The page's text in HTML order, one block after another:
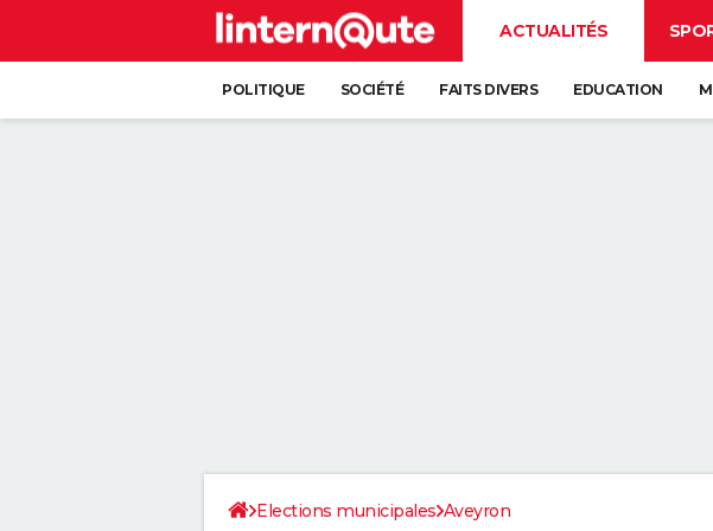
ACTUALITÉS
POLITIQUE SOCIÉTÉ FAITS DIVERS EDUCATION
Elections municipales Aveyron